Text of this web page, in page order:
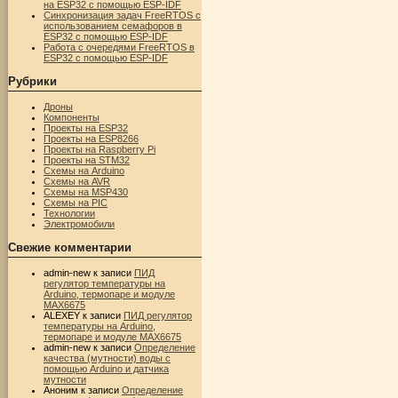
на ESP32 с помощью ESP-IDF
Синхронизация задач FreeRTOS с
использованием семафоров в
ESP32 с помощью ESP-IDF
Работа с очередями FreeRTOS в
ESP32 с помощью ESP-IDF
Рубрики
Дроны
Компоненты
Проекты на ESP32
Проекты на ESP8266
Проекты на Raspberry Pi
Проекты на STM32
Схемы на Arduino
Схемы на AVR
Схемы на MSP430
Схемы на PIC
Технологии
Электромобили
Свежие комментарии
admin-new к записи ПИД
регулятор температуры на
Arduino, термопаре и модуле
MAX6675
ALEXEY к записи ПИД регулятор
температуры на Arduino,
термопаре и модуле MAX6675
admin-new к записи Определение
качества (мутности) воды с
помощью Arduino и датчика
мутности
Аноним к записи Определение